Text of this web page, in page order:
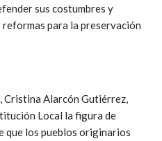
sus costumbres y
para la preservación
Cristina Alarcón Gutiérrez,
Local la figura de
que los pueblos originarios